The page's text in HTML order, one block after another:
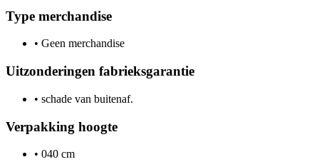
Type merchandise
• Geen merchandise
Uitzonderingen fabrieksgarantie
• schade van buitenaf.
Verpakking hoogte
• 040 cm